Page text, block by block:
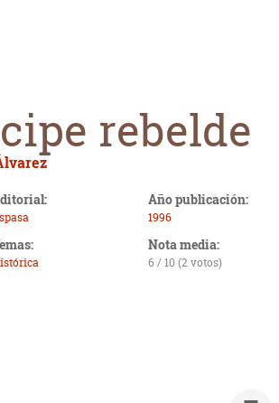
rebelde
Año publicación:
1996
Nota media:
6 / 10 (2 votos)